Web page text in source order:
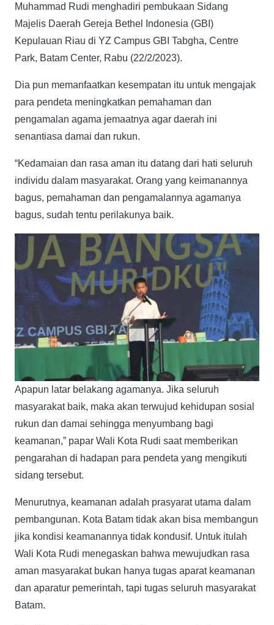
Muhammad Rudi menghadiri pembukaan Sidang
Majelis Daerah Gereja Bethel Indonesia (GBI)
Kepulauan Riau di YZ Campus GBI Tabgha, Centre
Park, Batam Center, Rabu (22/2/2023).
Dia pun memanfaatkan kesempatan itu untuk mengajak
para pendeta meningkatkan pemahaman dan
pengamalan agama jemaatnya agar daerah ini
senantiasa damai dan rukun.
“Kedamaian dan rasa aman itu datang dari hati seluruh
individu dalam masyarakat. Orang yang keimanannya
bagus, pemahaman dan pengamalannya agamanya
bagus, sudah tentu perilakunya baik.
Apapun latar belakang agamanya. Jika seluruh
masyarakat baik, maka akan terwujud kehidupan sosial
rukun dan damai sehingga menyumbang bagi
keamanan,” papar Wali Kota Rudi saat memberikan
pengarahan di hadapan para pendeta yang mengikuti
sidang tersebut.
Menurutnya, keamanan adalah prasyarat utama dalam
pembangunan. Kota Batam tidak akan bisa membangun
jika kondisi keamanannya tidak kondusif. Untuk itulah
Wali Kota Rudi menegaskan bahwa mewujudkan rasa
aman masyarakat bukan hanya tugas aparat keamanan
dan aparatur pemerintah, tapi tugas seluruh masyarakat
Batam.